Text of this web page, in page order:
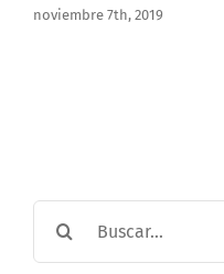
noviembre 7th, 2019